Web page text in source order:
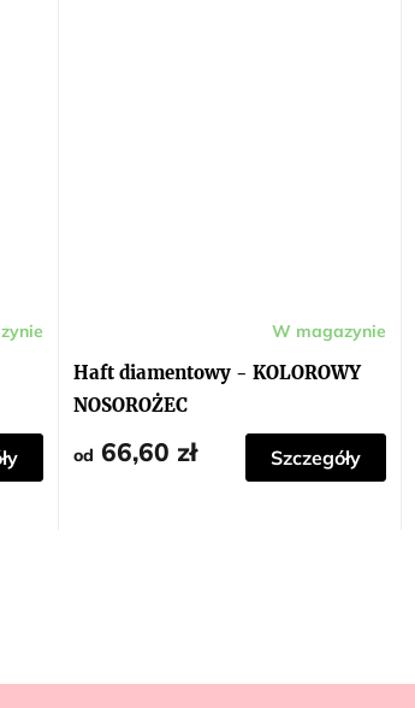
Haft diamentowy - KOLOROWY
NOSOROŻEC
W magazynie
od 66,60 zł Szczegóły